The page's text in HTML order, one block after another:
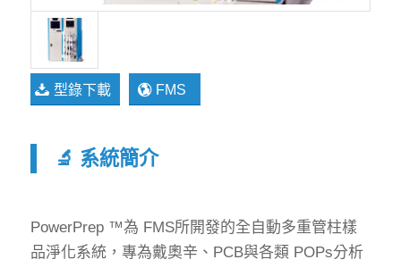
型錄下載 FMS
🔬 系統簡介
PowerPrep ™為 FMS所開發的全自動多重管柱樣
品淨化系統，專為戴奧辛、PCB與各類 POPs分析